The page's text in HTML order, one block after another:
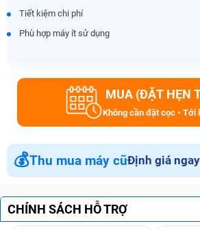
Tiết kiệm chi phí
Phù hợp máy ít sử dụng
MUA (ĐẶT HẸN
Không cần đặt cọc • Tới
💰Thu mua máy cũĐịnh giá ngay
CHÍNH SÁCH HỖ TRỢ